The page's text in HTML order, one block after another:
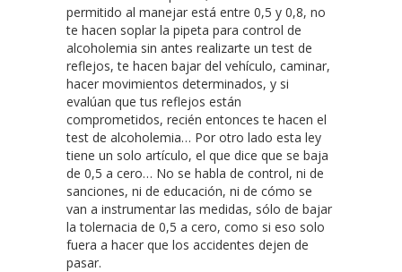
permitido al manejar está entre 0,5 y 0,8, no
te hacen soplar la pipeta para control de
alcoholemia sin antes realizarte un test de
reflejos, te hacen bajar del vehículo, caminar,
hacer movimientos determinados, y si
evalúan que tus reflejos están
comprometidos, recién entonces te hacen el
test de alcoholemia… Por otro lado esta ley
tiene un solo artículo, el que dice que se baja
de 0,5 a cero… No se habla de control, ni de
sanciones, ni de educación, ni de cómo se
van a instrumentar las medidas, sólo de bajar
la tolernacia de 0,5 a cero, como si eso solo
fuera a hacer que los accidentes dejen de
pasar.